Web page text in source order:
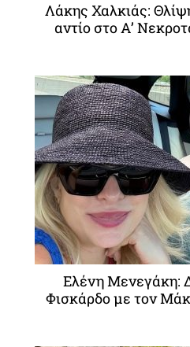
Λάκης Χαλκιάς:
αντίο στο Α’
Ελένη Μενεγάκη:
Φισκάρδο με τον